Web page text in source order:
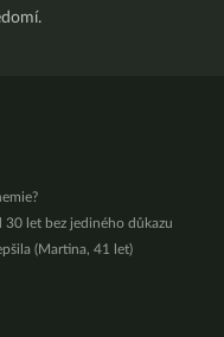
30 let bez jediného důkazu
(Martina, 41 let)